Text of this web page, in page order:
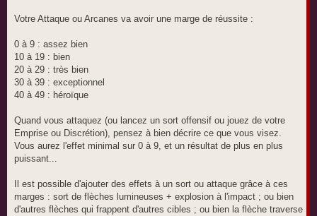
Votre Attaque ou Arcanes va avoir une marge de réussite :
0 à 9 : assez bien
10 à 19 : bien
20 à 29 : très bien
30 à 39 : exceptionnel
40 à 49 : héroïque
Quand vous attaquez (ou lancez un sort offensif ou jouez de votre
Emprise ou Discrétion), pensez à bien décrire ce que vous visez.
Vous aurez l'effet minimal sur 0 à 9, et un résultat de plus en plus
puissant...
Il est possible d'ajouter des effets à un sort ou attaque grâce à ces
marges : sort de flèches lumineuses + explosion à l'impact ; ou bien
d'autres flèches qui frappent d'autres cibles ; ou bien la flèche traverse